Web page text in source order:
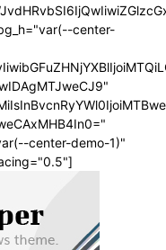
center-
center-demo-1)"